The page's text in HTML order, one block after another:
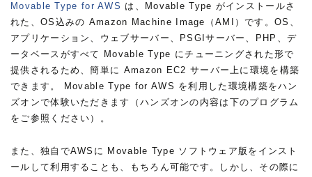
Movable Type for AWS は、Movable Type がインストールさ
れた、OS込みの Amazon Machine Image（AMI）です。OS、
アプリケーション、ウェブサーバー、PSGIサーバー、PHP、デ
ータベースがすべて Movable Type にチューニングされた形で
提供されるため、簡単に Amazon EC2 サーバー上に環境を構築
できます。 Movable Type for AWS を利用した環境構築をハン
ズオンで体験いただきます（ハンズオンの内容は下のプログラム
をご参照ください）。
また、独自でAWSに Movable Type ソフトウェア版をインスト
ールして利用することも、もちろん可能です。しかし、その際に